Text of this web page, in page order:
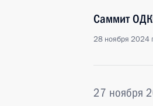
Саммит
28 ноября 2024
27 ноября